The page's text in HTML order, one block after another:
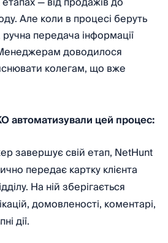
Але коли в процесі беруть
ручна передача інформації
доводилося
колегам, що вже
автоматизували цей процес:
завершує свій етап, NetHunt
передає картку клієнта
На ній зберігається
домовленості, коментарі,
дії.